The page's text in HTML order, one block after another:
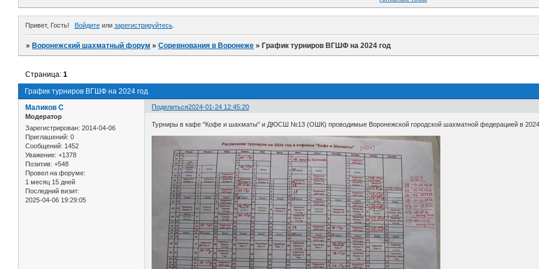
Привет, Гость! Войдитеили зарегистрируйтесь.
»Воронежский шахматный форум »Соревнования в Воронеже »График турниров ВГШФ на 2024 год
График турниров ВГШФ на 2024 год
Страница:1
Поделиться2024-01-24 12:45:20
Маликов С
Модератор
Зарегистрирован: 2014-04-06
Приглашений: 0
Сообщений: 1452
Уважение: +1378
Позитив: +548
Провел на форуме:
1 месяц 15 дней
Последний визит:
2025-04-06 19:29:05
Турниры в кафе "Кофе и шахматы" и ДЮСШ №13 (ОШК) проводимые Воронежской городской шахматной федерацией в 2024